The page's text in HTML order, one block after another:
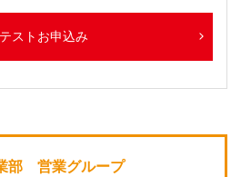
ストお申込み
部 営業グループ